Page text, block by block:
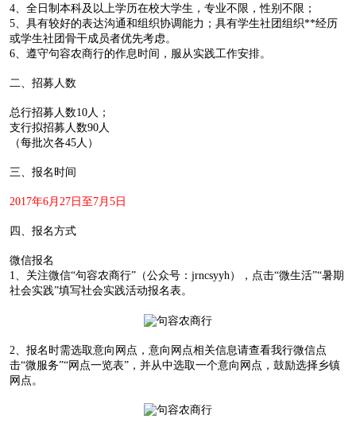
4、全日制本科及以上学历在校大学生，专业不限，性别不限；
5、具有较好的表达沟通和组织协调能力；具有学生社团组织**经历
或学生社团骨干成员者优先考虑。
6、遵守句容农商行的作息时间，服从实践工作安排。
二、招募人数
总行招募人数10人；
支行拟招募人数90人
（每批次各45人）
三、报名时间
2017年6月27日至7月5日
四、报名方式
微信报名
1、关注微信“句容农商行”（公众号：jrncsyyh），点击“微生活”“暑期
社会实践”填写社会实践活动报名表。
2、报名时需选取意向网点，意向网点相关信息请查看我行微信点
击“微服务”“网点一览表”，并从中选取一个意向网点，鼓励选择乡镇
网点。